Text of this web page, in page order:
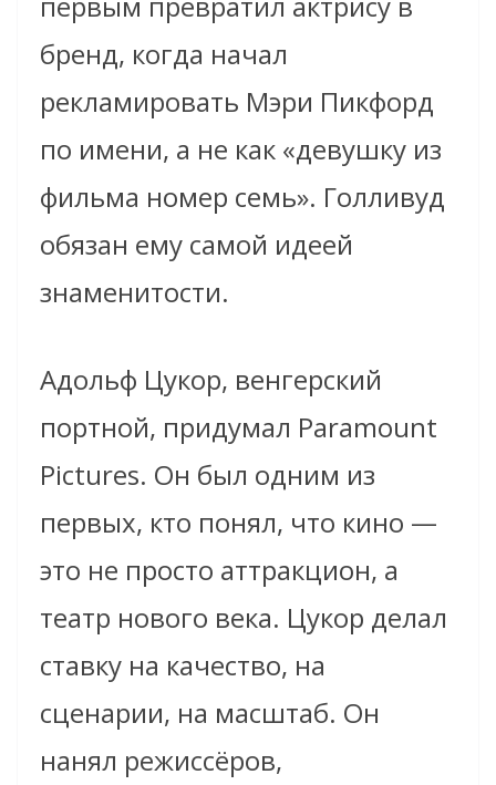
бренд, когда начал
рекламировать Мэри Пикфорд
по имени, а не как «девушку из
фильма номер семь». Голливуд
обязан ему самой идеей
знаменитости.
Адольф Цукор, венгерский
портной, придумал Paramount
Pictures. Он был одним из
первых, кто понял, что кино —
это не просто аттракцион, а
театр нового века. Цукор делал
ставку на качество, на
сценарии, на масштаб. Он
нанял режиссёров,